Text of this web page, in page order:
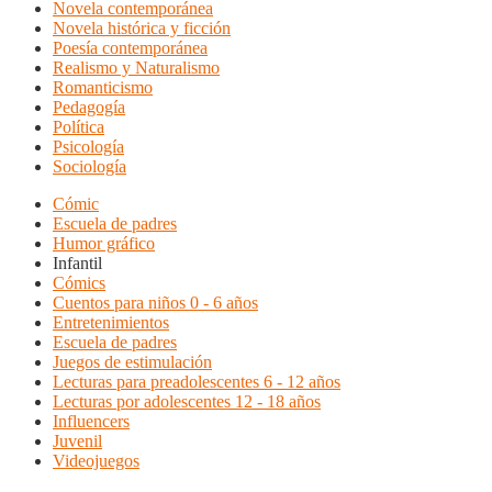
Novela contemporánea
Novela histórica y ficción
Poesía contemporánea
Realismo y Naturalismo
Romanticismo
Pedagogía
Política
Psicología
Sociología
Cómic
Escuela de padres
Humor gráfico
Infantil
Cómics
Cuentos para niños 0 - 6 años
Entretenimientos
Escuela de padres
Juegos de estimulación
Lecturas para preadolescentes 6 - 12 años
Lecturas por adolescentes 12 - 18 años
Influencers
Juvenil
Videojuegos